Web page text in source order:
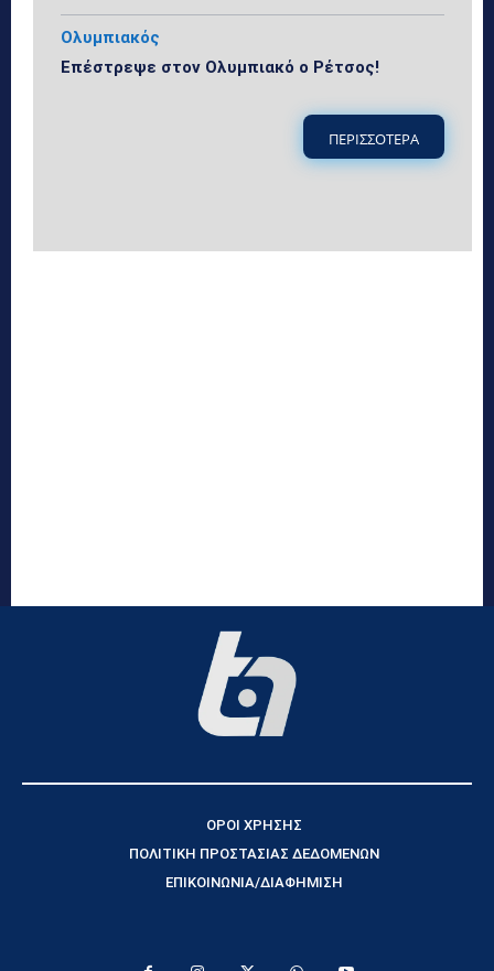
Ολυμπιακός
Επέστρεψε στον Ολυμπιακό ο Ρέτσος!
ΠΕΡΙΣΣΟΤΕΡΑ
ΟΡΟΙ ΧΡΗΣΗΣ
ΠΟΛΙΤΙΚΗ ΠΡΟΣΤΑΣΙΑΣ ΔΕΔΟΜΕΝΩΝ
ΕΠΙΚΟΙΝΩΝΙΑ/ΔΙΑΦΗΜΙΣΗ